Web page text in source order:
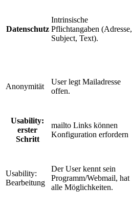
Datenschutz
Intrinsische
Pflichtangaben (Adresse,
Subject, Text).
Anonymität
User legt Mailadresse
offen.
Usability:
erster
Schritt
mailto Links können
Konfiguration erfordern
Usability:
Bearbeitung
Der User kennt sein
Programm/Webmail, hat
alle Möglichkeiten.